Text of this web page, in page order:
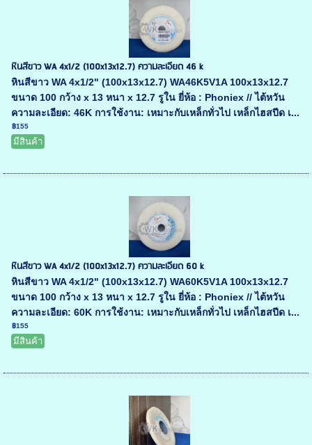
หินสีขาว WA 4x1/2 (100x13x12.7) ความละเอียด 46 k
หินสีขาว WA 4x1/2" (100x13x12.7) WA46K5V1A 100x13x12.7
ขนาด 100 กว้าง x 13 หนา x 12.7 รูใน ยี่ห้อ : Phoniex // ไต้หวัน
ความละเอียด: 46K การใช้งาน: เหมาะกับเหล็กทั่วไป เหล็กไฮสปีด เ...
฿155
มีสินค้า
หินสีขาว WA 4x1/2 (100x13x12.7) ความละเอียด 60 k
หินสีขาว WA 4x1/2" (100x13x12.7) WA60K5V1A 100x13x12.7
ขนาด 100 กว้าง x 13 หนา x 12.7 รูใน ยี่ห้อ : Phoniex // ไต้หวัน
ความละเอียด: 60K การใช้งาน: เหมาะกับเหล็กทั่วไป เหล็กไฮสปีด เ...
฿155
มีสินค้า